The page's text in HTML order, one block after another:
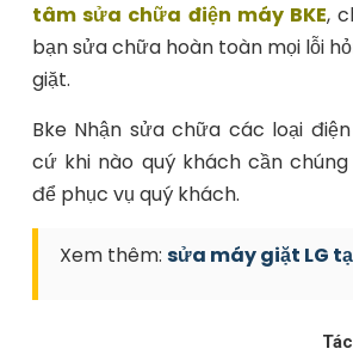
tâm sửa chữa điện máy BKE,
bạn sửa chữa hoàn toàn mọi lỗi
giặt.
Bke Nhận sửa chữa các loại
cứ khi nào quý khách cần
để phục vụ quý khách.
Xem thêm: sửa máy giặt LG